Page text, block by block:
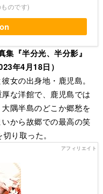
のです)
集『半分光、半分影』
年4月18日）
女の出身地・鹿児島。
な洋館で、鹿児島では
隅半島のどこか郷愁を
から故郷での最高の笑
り取った。